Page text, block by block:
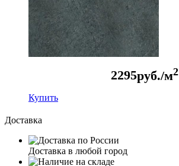
2295руб./м2
Купить
Доставка
Доставка в любой город